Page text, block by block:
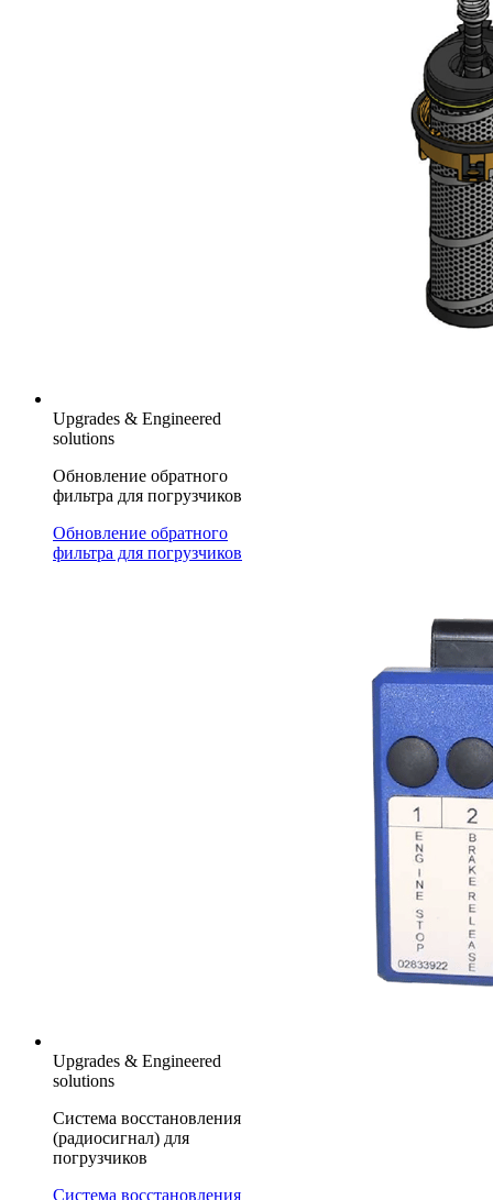
Upgrades & Engineered
solutions
Обновление обратного
фильтра для погрузчиков
Обновление обратного
фильтра для погрузчиков
Upgrades & Engineered
solutions
Система восстановления
(радиосигнал) для
погрузчиков
Система восстановления